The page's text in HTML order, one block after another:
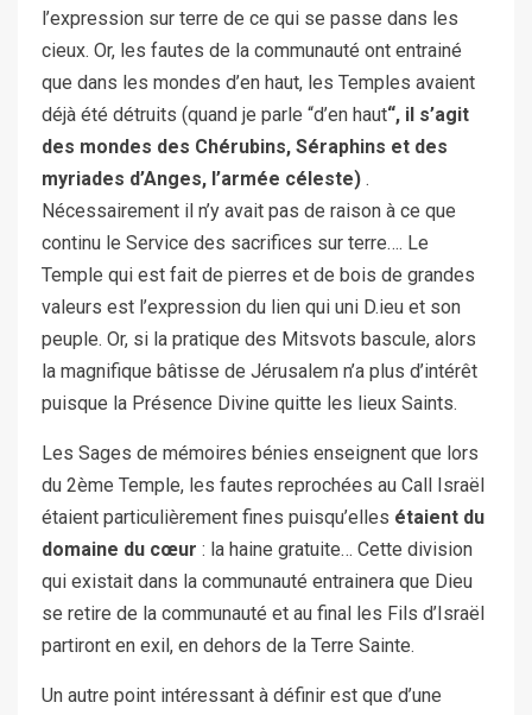
l’expression sur terre de ce qui se passe dans les
cieux. Or, les fautes de la communauté ont entrainé
que dans les mondes d’en haut, les Temples avaient
déjà été détruits (quand je parle “d’en haut“, il s’agit
des mondes des Chérubins, Séraphins et des
myriades d’Anges, l’armée céleste) .
Nécessairement il n’y avait pas de raison à ce que
continu le Service des sacrifices sur terre…. Le
Temple qui est fait de pierres et de bois de grandes
valeurs est l’expression du lien qui uni D.ieu et son
peuple. Or, si la pratique des Mitsvots bascule, alors
la magnifique bâtisse de Jérusalem n’a plus d’intérêt
puisque la Présence Divine quitte les lieux Saints.
Les Sages de mémoires bénies enseignent que lors
du 2ème Temple, les fautes reprochées au Call Israël
étaient particulièrement fines puisqu’elles étaient du
domaine du cœur : la haine gratuite… Cette division
qui existait dans la communauté entrainera que Dieu
se retire de la communauté et au final les Fils d’Israël
partiront en exil, en dehors de la Terre Sainte.
Un autre point intéressant à définir est que d’une